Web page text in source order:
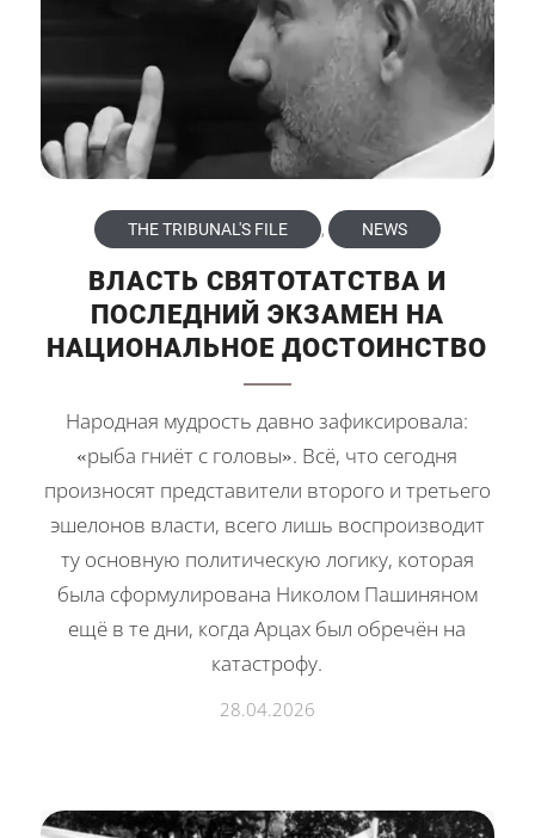
ВЛАСТЬ СВЯТОТАТСТВА И
ПОСЛЕДНИЙ ЭКЗАМЕН НА
НАЦИОНАЛЬНОЕ ДОСТОИНСТВО
THE TRIBUNAL'S FILE , NEWS
Народная мудрость давно зафиксировала:
«рыба гниёт с головы». Всё, что сегодня
произносят представители второго и третьего
эшелонов власти, всего лишь воспроизводит
ту основную политическую логику, которая
была сформулирована Николом Пашиняном
ещё в те дни, когда Арцах был обречён на
катастрофу.
28.04.2026